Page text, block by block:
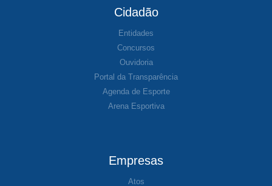
Cidadão
Entidades
Concursos
Ouvidoria
Portal da Transparência
Agenda de Esporte
Arena Esportiva
Empresas
Atos